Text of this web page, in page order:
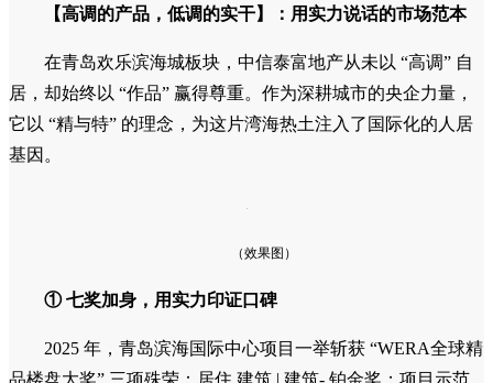
【高调的产品，低调的实干】 ：用实力说话的市场范本
在青岛欢乐滨海城板块，中信泰富地产从未以 “高调” 自
居，却始终以 “作品” 赢得尊重。作为深耕城市的央企力量，
它以 “精与特” 的理念，为这片湾海热土注入了国际化的人居
基因。
（效果图）
① 七奖加身，用实力印证口碑
2025 年，青岛滨海国际中心项目一举斩获 “WERA全球精